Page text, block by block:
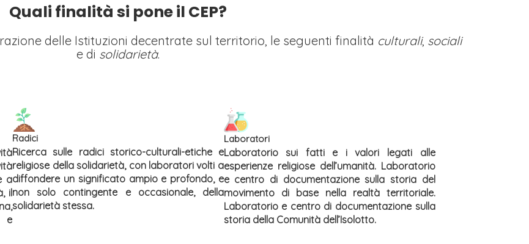
Quali finalità si pone il CEP?
delle Istituzioni decentrate sul territorio, le seguenti finalità culturali, sociali
e di solidarietà.
a
il
e
Radici
Ricerca sulle radici storico-culturali-etiche e
religiose della solidarietà, con laboratori volti a
diffondere un significato ampio e profondo, e
non solo contingente e occasionale, della
solidarietà stessa.
Laboratori
Laboratorio sui fatti e i valori legati alle
esperienze religiose dell’umanità. Laboratorio
e centro di documentazione sulla storia del
movimento di base nella realtà territoriale.
Laboratorio e centro di documentazione sulla
storia della Comunità dell’Isolotto.